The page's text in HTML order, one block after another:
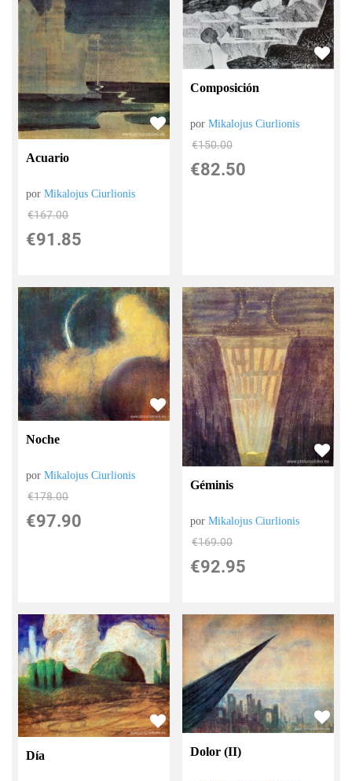
Acuario
porMikalojus Ciurlionis
€167.00
€91.85
Composición
porMikalojus Ciurlionis
€150.00
€82.50
Noche
porMikalojus Ciurlionis
€178.00
€97.90
Géminis
porMikalojus Ciurlionis
€169.00
€92.95
Día Dolor (II)